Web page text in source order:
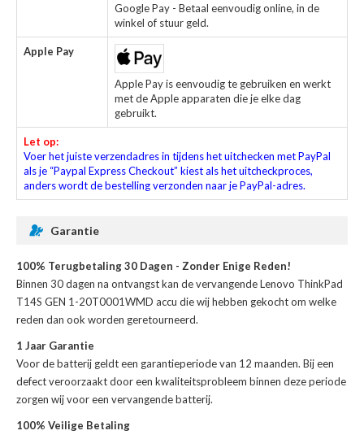
Google Pay - Betaal eenvoudig online, in de
winkel of stuur geld.
Apple Pay
Apple Pay is eenvoudig te gebruiken en werkt
met de Apple apparaten die je elke dag
gebruikt.
Let op:
Voer het juiste verzendadres in tijdens het uitchecken met PayPal
als je “Paypal Express Checkout” kiest als het uitcheckproces,
anders wordt de bestelling verzonden naar je PayPal-adres.
Garantie
100% Terugbetaling 30 Dagen - Zonder Enige Reden!
Binnen 30 dagen na ontvangst kan devervangende Lenovo ThinkPad
T14S GEN 1-20T0001WMD accu die wij hebben gekocht om welke
reden dan ook worden geretourneerd.
1 Jaar Garantie
Voor debatterij geldt een garantieperiode van 12 maanden. Bij een
defect veroorzaakt door een kwaliteitsprobleem binnen deze periode
zorgen wij voor een vervangende batterij.
100% Veilige Betaling